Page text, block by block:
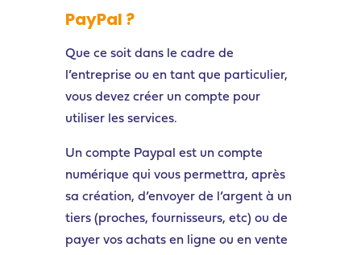
PayPal ?
Que ce soit dans le cadre de
l’entreprise ou en tant que particulier,
vous devez créer un compte pour
utiliser les services.
Un compte Paypal est un compte
numérique qui vous permettra, après
sa création, d’envoyer de l’argent à un
tiers (proches, fournisseurs, etc) ou de
payer vos achats en ligne ou en vente